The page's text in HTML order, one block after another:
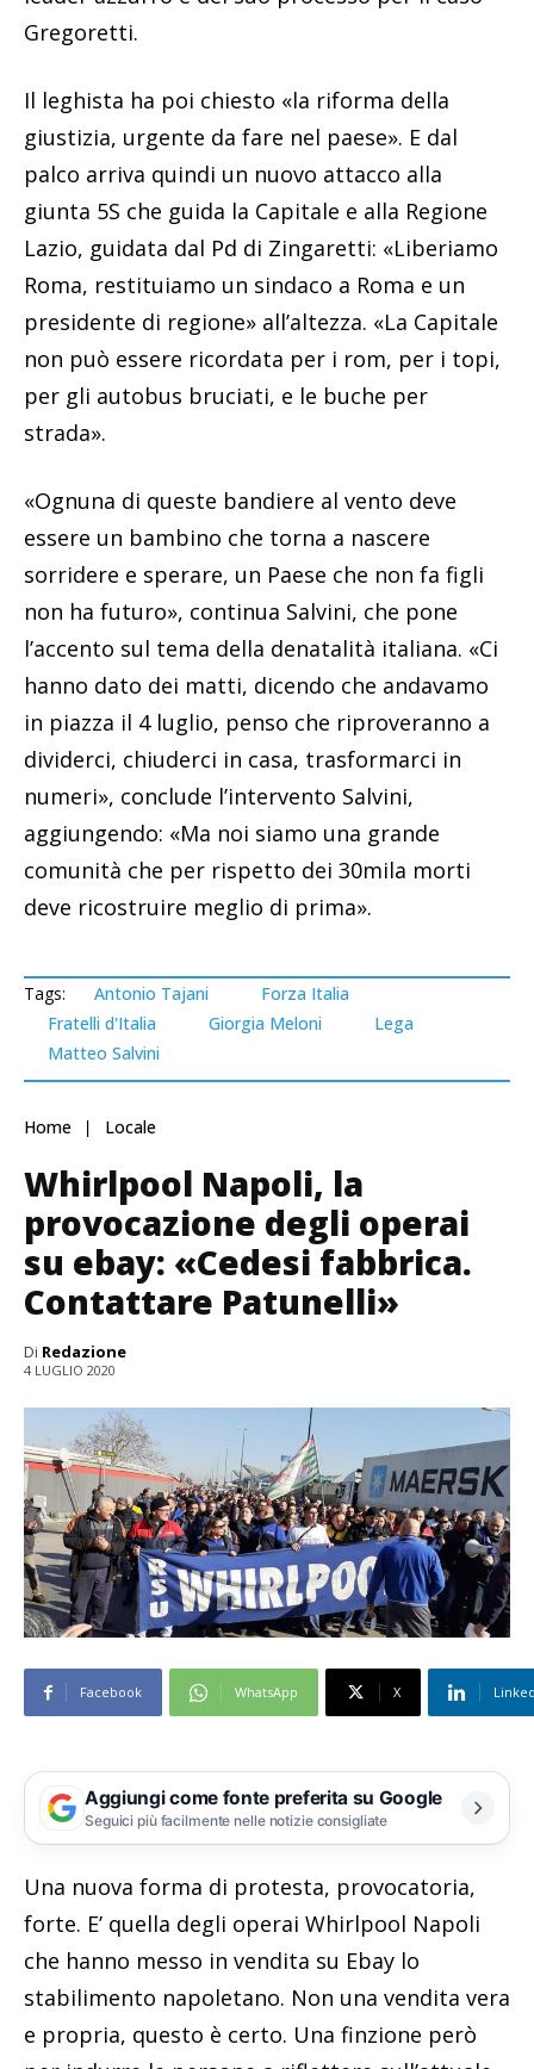
Gregoretti.
Il leghista ha poi chiesto «la riforma della
giustizia, urgente da fare nel paese». E dal
palco arriva quindi un nuovo attacco alla
giunta 5S che guida la Capitale e alla Regione
Lazio, guidata dal Pd di Zingaretti: «Liberiamo
Roma, restituiamo un sindaco a Roma e un
presidente di regione» all’altezza. «La Capitale
non può essere ricordata per i rom, per i topi,
per gli autobus bruciati, e le buche per
strada».
«Ognuna di queste bandiere al vento deve
essere un bambino che torna a nascere
sorridere e sperare, un Paese che non fa figli
non ha futuro», continua Salvini, che pone
l’accento sul tema della denatalità italiana. «Ci
hanno dato dei matti, dicendo che andavamo
in piazza il 4 luglio, penso che riproveranno a
dividerci, chiuderci in casa, trasformarci in
numeri», conclude l’intervento Salvini,
aggiungendo: «Ma noi siamo una grande
comunità che per rispetto dei 30mila morti
deve ricostruire meglio di prima».
Tags: Antonio Tajani
Forza Italia
Fratelli d'Italia
Giorgia Meloni
Lega
Matteo Salvini
Home Locale
Whirlpool Napoli, la
provocazione degli operai
su ebay: «Cedesi fabbrica.
Contattare Patunelli»
Di Redazione
4 LUGLIO 2020
Facebook WhatsApp X
Aggiungi come fonte preferita su Google
Seguici più facilmente nelle notizie consigliate
Una nuova forma di protesta, provocatoria,
forte. E’ quella degli operai Whirlpool Napoli
che hanno messo in vendita su Ebay lo
stabilimento napoletano. Non una vendita vera
e propria, questo è certo. Una finzione però